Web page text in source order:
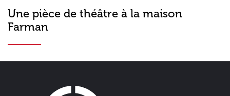
Une pièce de théâtre à la maison
Farman